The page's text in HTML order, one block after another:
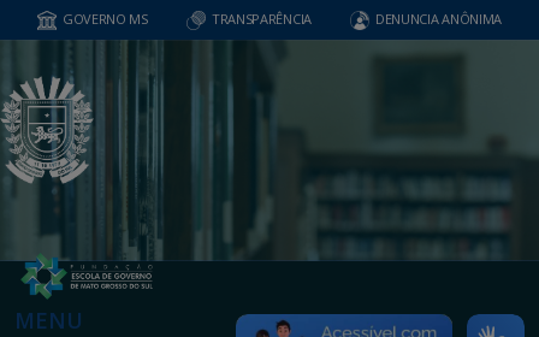
GOVERNO MS TRANSPARÊNCIA DENUNCIA ANÔNIMA
MENU